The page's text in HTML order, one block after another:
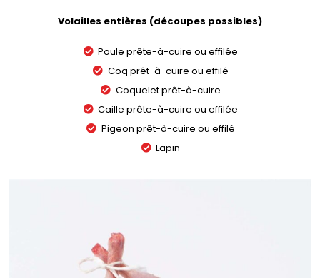
Volailles entières (découpes possibles)
Poule prête-à-cuire ou effilée
Coq prêt-à-cuire ou effilé
Coquelet prêt-à-cuire
Caille prête-à-cuire ou effilée
Pigeon prêt-à-cuire ou effilé
Lapin